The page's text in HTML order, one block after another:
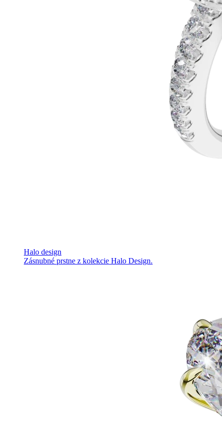
Halo design
Zásnubné prstne z kolekcie Halo Design.